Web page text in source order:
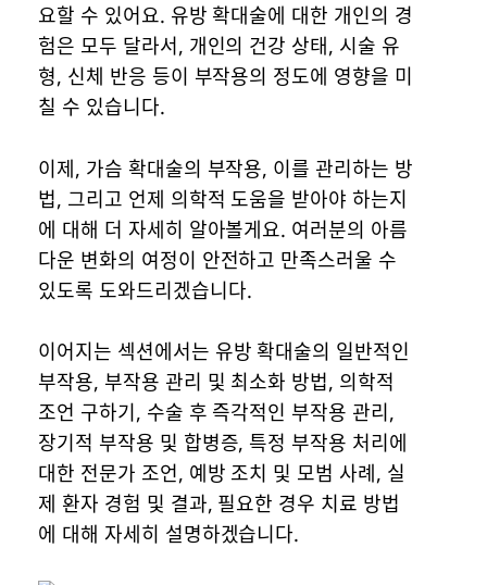
요할 수 있어요. 유방 확대술에 대한 개인의 경
험은 모두 달라서, 개인의 건강 상태, 시술 유
형, 신체 반응 등이 부작용의 정도에 영향을 미
칠 수 있습니다.
이제, 가슴 확대술의 부작용, 이를 관리하는 방
법, 그리고 언제 의학적 도움을 받아야 하는지
에 대해 더 자세히 알아볼게요. 여러분의 아름
다운 변화의 여정이 안전하고 만족스러울 수
있도록 도와드리겠습니다.
이어지는 섹션에서는 유방 확대술의 일반적인
부작용, 부작용 관리 및 최소화 방법, 의학적
조언 구하기, 수술 후 즉각적인 부작용 관리,
장기적 부작용 및 합병증, 특정 부작용 처리에
대한 전문가 조언, 예방 조치 및 모범 사례, 실
제 환자 경험 및 결과, 필요한 경우 치료 방법
에 대해 자세히 설명하겠습니다.